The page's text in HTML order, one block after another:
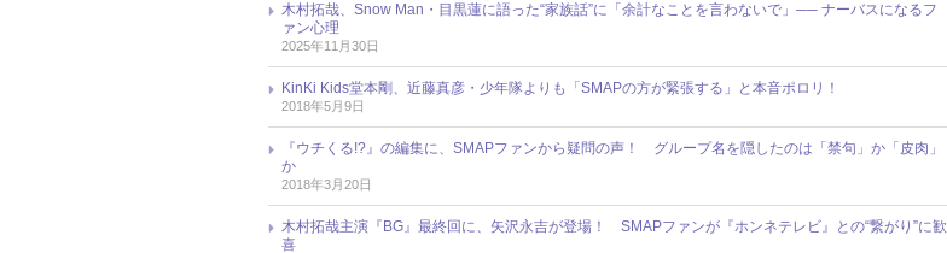
木村拓哉、Snow Man・目黒蓮に語った“家族話”に「余計なことを言わないで」── ナーバスになるフ
ァン心理
2025年11月30日
KinKi Kids堂本剛、近藤真彦・少年隊よりも「SMAPの方が緊張する」と本音ポロリ！
2018年5月9日
『ウチくる!?』の編集に、SMAPファンから疑問の声！ グループ名を隠したのは「禁句」か「皮肉」
か
2018年3月20日
木村拓哉主演『BG』最終回に、矢沢永吉が登場！ SMAPファンが『ホンネテレビ』との“繋がり”に歓
喜